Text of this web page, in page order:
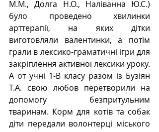
М.М., Долга Н.О., Наліванна Ю.С.)
було проведено хвилинки
арттерапії, на яких дітки
виготовляли валентинки, а потім
грали в лексико-граматичні ігри для
закріплення активної лексики уроку.
А от учні 1-В класу разом із Бузіян
Т.А. свою любов перетворили на
допомогу безпритульним
тваринам. Корм для котів та собак
діти передали волонтерці міського